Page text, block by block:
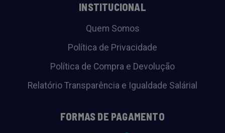
INSTITUCIONAL
Quem Somos
Política de Privacidade
Política de Compra e Devolução
Relatório Transparência e Igualdade Salárial
FORMAS DE PAGAMENTO